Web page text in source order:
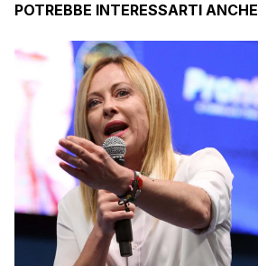
POTREBBE INTERESSARTI ANCHE